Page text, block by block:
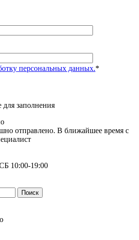
персональных данных.*
для заполнения
отправлено. В ближайшее время с
10:00-19:00